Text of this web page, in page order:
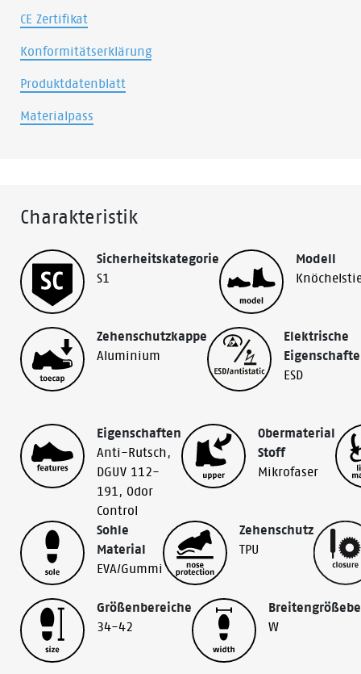
CE Zertifikat
Konformitätserklärung
Produktdatenblatt
Materialpass
Charakteristik
Sicherheitskategorie
S1
Modell
Zehenschutzkappe
Aluminium
Elektrische
ESD
Eigenschaften
Anti-Rutsch,
DGUV 112-
191, Odor
Control
Obermaterial
Stoff
Mikrofaser
Sohle
Material
EVA/Gummi
Zehenschutz
TPU
Größenbereiche
34-42
W